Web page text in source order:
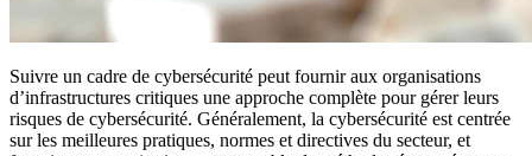
Suivre un cadre de cybersécurité peut fournir aux organisations
d’infrastructures critiques une approche complète pour gérer leurs
risques de cybersécurité. Généralement, la cybersécurité est centrée
sur les meilleures pratiques, normes et directives du secteur, et